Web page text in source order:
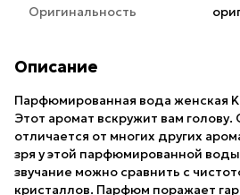
Оригинальность
Описание
Парфюмированная вода женская
Этот аромат вскружит вам
отличается от многих других
зря у этой парфюмированной воды
звучание можно сравнить с
кристаллов. Парфюм поражает